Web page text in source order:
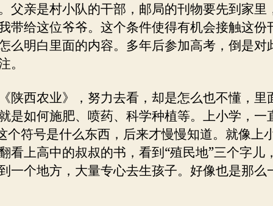
父亲是村小队的干部，邮局的刊物要先到家里
带给这位爷爷。这个条件使得有机会接触这份
么明白里面的内容。多年后参加高考，倒是对
。
陕西农业》，努力去看，却是怎么也不懂，里
是如何施肥、喷药、科学种植等。上小学，一
个符号是什么东西，后来才慢慢知道。就像上
看上高中的叔叔的书，看到“殖民地”三个字儿
一个地方，大量专心去生孩子。好像也是那么